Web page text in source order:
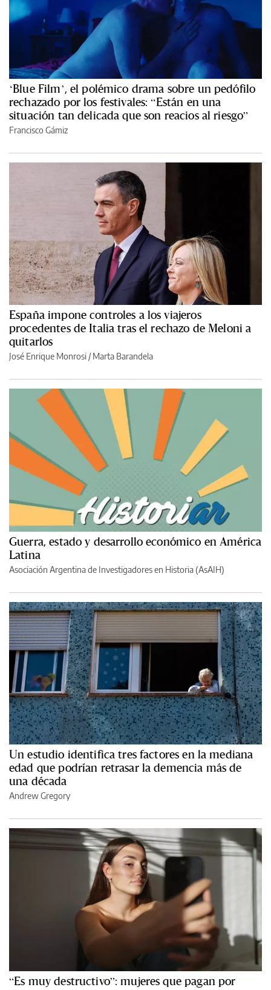
‘Blue Film’, el polémico drama sobre un pedófilo
rechazado por los festivales: “Están en una
situación tan delicada que son reacios al riesgo”
Francisco Gámiz
España impone controles a los viajeros
procedentes de Italia tras el rechazo de Meloni a
quitarlos
José Enrique Monrosi / Marta Barandela
Guerra, estado y desarrollo económico en América
Latina
Asociación Argentina de Investigadores en Historia (AsAIH)
Un estudio identifica tres factores en la mediana
edad que podrían retrasar la demencia más de
una década
Andrew Gregory
“Es muy destructivo”: mujeres que pagan por